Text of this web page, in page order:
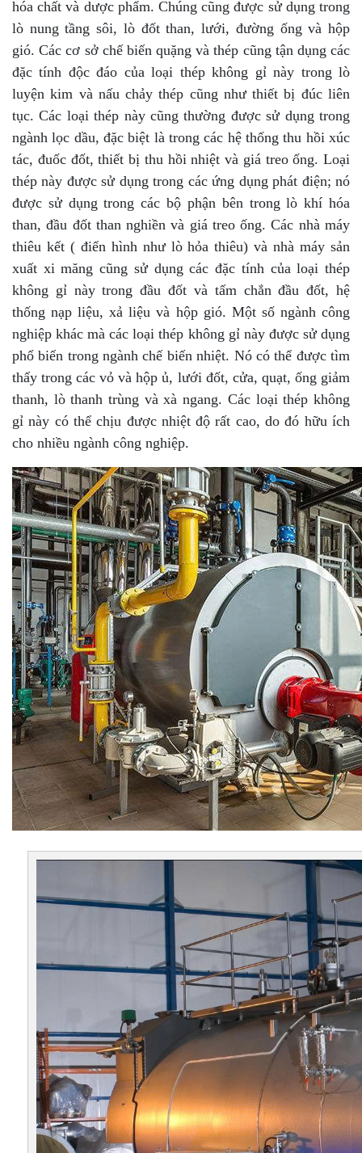
hóa chất và dược phẩm. Chúng cũng được sử dụng trong
lò nung tầng sôi, lò đốt than, lưới, đường ống và hộp
gió. Các cơ sở chế biến quặng và thép cũng tận dụng các
đặc tính độc đáo của loại thép không gỉ này trong lò
luyện kim và nấu chảy thép cũng như thiết bị đúc liên
tục. Các loại thép này cũng thường được sử dụng trong
ngành lọc dầu, đặc biệt là trong các hệ thống thu hồi xúc
tác, đuốc đốt, thiết bị thu hồi nhiệt và giá treo ống. Loại
thép này được sử dụng trong các ứng dụng phát điện; nó
được sử dụng trong các bộ phận bên trong lò khí hóa
than, đầu đốt than nghiền và giá treo ống. Các nhà máy
thiêu kết ( điển hình như lò hỏa thiêu) và nhà máy sản
xuất xi măng cũng sử dụng các đặc tính của loại thép
không gỉ này trong đầu đốt và tấm chắn đầu đốt, hệ
thống nạp liệu, xả liệu và hộp gió. Một số ngành công
nghiệp khác mà các loại thép không gỉ này được sử dụng
phổ biến trong ngành chế biến nhiệt. Nó có thể được tìm
thấy trong các vỏ và hộp ủ, lưới đốt, cửa, quạt, ống giảm
thanh, lò thanh trùng và xà ngang. Các loại thép không
gỉ này có thể chịu được nhiệt độ rất cao, do đó hữu ích
cho nhiều ngành công nghiệp.